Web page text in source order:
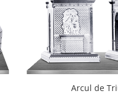
Arcul de